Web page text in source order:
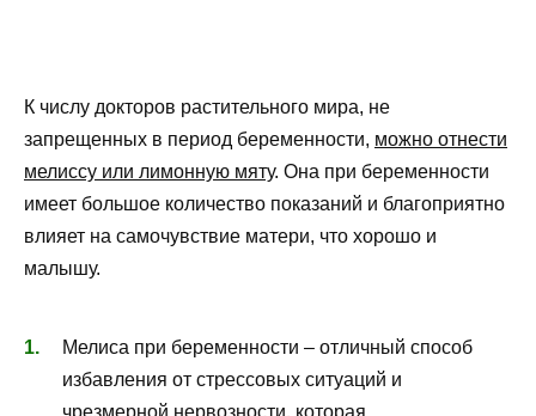
К числу докторов растительного мира, не
запрещенных в период беременности, можно отнести
мелиссу или лимонную мяту. Она при беременности
имеет большое количество показаний и благоприятно
влияет на самочувствие матери, что хорошо и
малышу.
Мелиса при беременности – отличный способ
избавления от стрессовых ситуаций и
чрезмерной нервозности, которая